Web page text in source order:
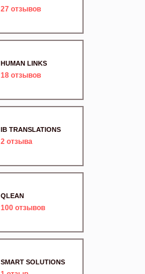
27 отзывов
HUMAN LINKS
18 отзывов
IB TRANSLATIONS
2 отзыва
QLEAN
100 отзывов
SMART SOLUTIONS